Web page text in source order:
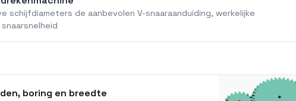
de aanbevolen V-snaaraanduiding, werkelijke
boring en breedte